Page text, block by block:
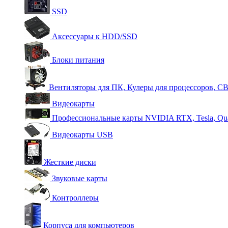
SSD
Аксессуары к HDD/SSD
Блоки питания
Вентиляторы для ПК, Кулеры для процессоров,
Видеокарты
Профессиональные карты NVIDIA RTX, Tesla,
Видеокарты USB
Жесткие диски
Звуковые карты
Контроллеры
Корпуса для компьютеров